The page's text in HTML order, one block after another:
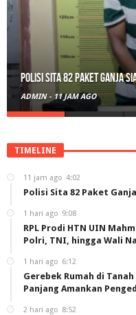
RPL Prodi HTN UIN
hingga Wali Nagari
ADMIN - 1 HARI AGO
TIMELINE
11 jam ago 4:02
Polisi Sita 82 Paket
1 hari ago 9:08
RPL Prodi HTN UIN
Polri, TNI, hingga Wali
1 hari ago 6:12
Gerebek Rumah di
Panjang Amankan
2 hari ago 8:52